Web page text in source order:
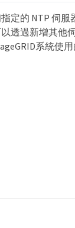
定的 NTP 伺服
透過新增其他
系統使